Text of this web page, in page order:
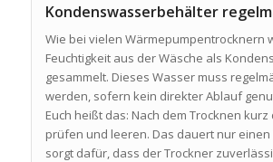
Kondenswasserbehälter
Wie bei vielen Wärmepumpentrocknern
Feuchtigkeit aus der Wäsche als
gesammelt. Dieses Wasser muss
werden, sofern kein direkter Ablauf
Euch heißt das: Nach dem Trocknen
prüfen und leeren. Das dauert nur einen
sorgt dafür, dass der Trockner